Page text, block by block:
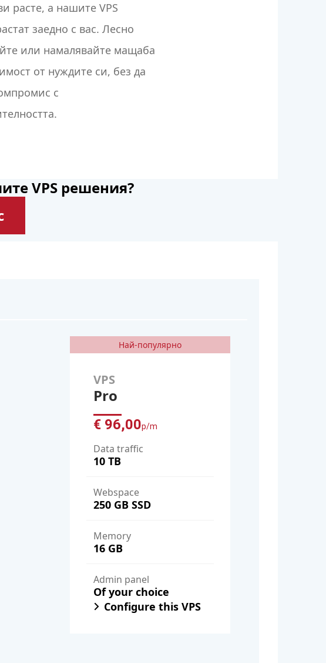
расте, а нашите VPS
заедно с вас. Лесно
или намалявайте мащаба
от нуждите си, без да
с
VPS решения?
Най-популярно
VPS
Pro
€ 96,00p/m
Data traffic
10 TB
Webspace
250 GB SSD
Memory
16 GB
Admin panel
Of your choice
Configure this VPS